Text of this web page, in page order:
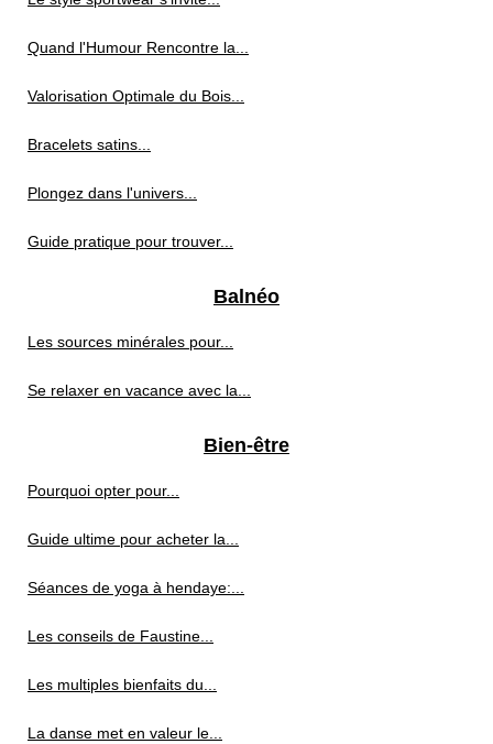
Quand l'Humour Rencontre la...
Valorisation Optimale du Bois...
Bracelets satins...
Plongez dans l'univers...
Guide pratique pour trouver...
Balnéo
Les sources minérales pour...
Se relaxer en vacance avec la...
Bien-être
Pourquoi opter pour...
Guide ultime pour acheter la...
Séances de yoga à hendaye:...
Les conseils de Faustine...
Les multiples bienfaits du...
La danse met en valeur le...